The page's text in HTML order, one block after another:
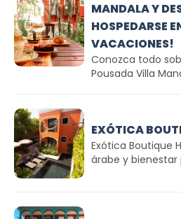
MANDALA Y
HOSPEDARSE
VACACIONES!
Conozca todo
Pousada Villa
EXÓTICA
Exótica Boutique
árabe y bienestar